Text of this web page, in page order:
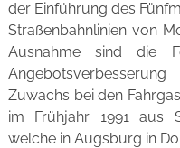
der Einführung des
Straßenbahnlinien von
Ausnahme sind die
Zuwachs bei den
im Frühjahr 1991 aus
welche in Augsburg in